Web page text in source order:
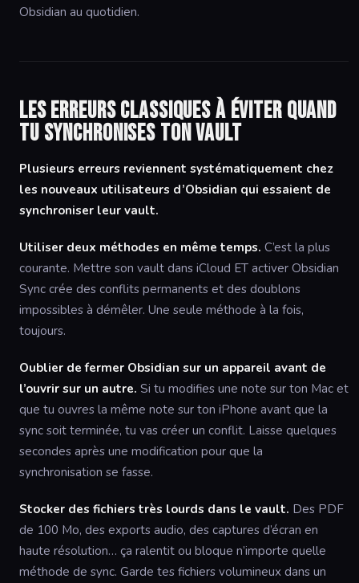
Obsidian au quotidien.
Les erreurs classiques à éviter quand
tu synchronises ton vault
Plusieurs erreurs reviennent systématiquement chez
les nouveaux utilisateurs d’Obsidian qui essaient de
synchroniser leur vault.
Utiliser deux méthodes en même temps. C’est la plus
courante. Mettre son vault dans iCloud ET activer Obsidian
Sync crée des conflits permanents et des doublons
impossibles à démêler. Une seule méthode à la fois,
toujours.
Oublier de fermer Obsidian sur un appareil avant de
l’ouvrir sur un autre. Si tu modifies une note sur ton Mac et
que tu ouvres la même note sur ton iPhone avant que la
sync soit terminée, tu vas créer un conflit. Laisse quelques
secondes après une modification pour que la
synchronisation se fasse.
Stocker des fichiers très lourds dans le vault. Des PDF
de 100 Mo, des exports audio, des captures d’écran en
haute résolution… ça ralentit ou bloque n’importe quelle
méthode de sync. Garde tes fichiers volumineux dans un